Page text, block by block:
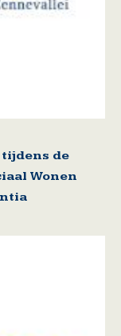
tijdens de
Wonen